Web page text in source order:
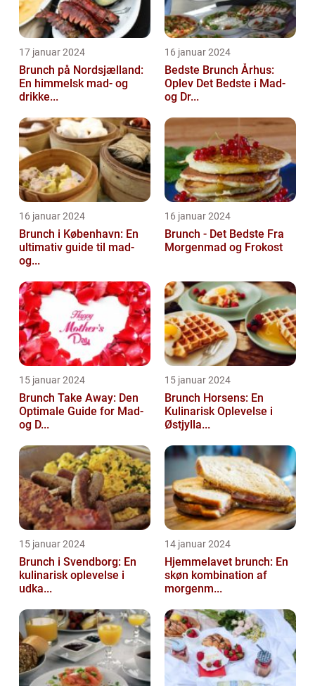
17 januar 2024
Brunch på Nordsjælland:
En himmelsk mad- og
drikke...
16 januar 2024
Bedste Brunch Århus:
Oplev Det Bedste i Mad-
og Dr...
16 januar 2024
Brunch i København: En
ultimativ guide til mad-
og...
16 januar 2024
Brunch - Det Bedste Fra
Morgenmad og Frokost
15 januar 2024
Brunch Take Away: Den
Optimale Guide for Mad-
og D...
15 januar 2024
Brunch Horsens: En
Kulinarisk Oplevelse i
Østjylla...
15 januar 2024
Brunch i Svendborg: En
kulinarisk oplevelse i
udka...
14 januar 2024
Hjemmelavet brunch: En
skøn kombination af
morgenm...